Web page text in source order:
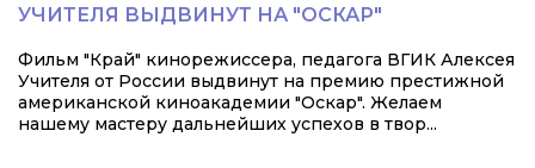
УЧИТЕЛЯ ВЫДВИНУТ НА "ОСКАР"
Фильм "Край" кинорежиссера, педагога ВГИК Алексея
Учителя от России выдвинут на премию престижной
американской киноакадемии "Оскар". Желаем
нашему мастеру дальнейших успехов в твор...